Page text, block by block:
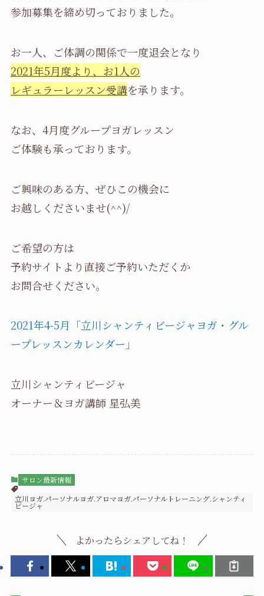
参加募集を締め切っておりました。
お一人、ご体調の関係で一度退会となり
2021年5月度より、お1人の
レギュラーレッスン受講を承ります。
なお、4月度グループヨガレッスン
ご体験も承っております。
ご興味のある方、ぜひこの機会に
お越しくださいませ(^^)/
ご希望の方は
予約サイトより直接ご予約いただくか
お問合せください。
2021年4-5月「立川シャンティビージャヨガ・グル
ープレッスンカレンダー」
立川シャンティビージャ
オーナー＆ヨガ講師 星弘美
サロン最新情報
立川ヨガ.パーソナルヨガ.アロマヨガ.パーソナルトレーニング.シャンティ
ビージャ
よかったらシェアしてね！